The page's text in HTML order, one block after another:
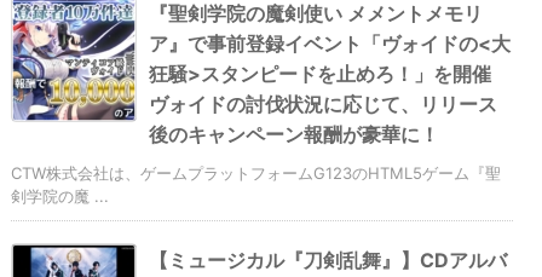
『聖剣学院の魔剣使い メメントメモリ
ア』で事前登録イベント「ヴォイドの<大
狂騒>スタンピードを止めろ！」を開催
ヴォイドの討伐状況に応じて、リリース
後のキャンペーン報酬が豪華に！
CTW株式会社は、ゲームプラットフォームG123のHTML5ゲーム『聖
剣学院の魔 ...
【ミュージカル『刀剣乱舞』】CDアルバ